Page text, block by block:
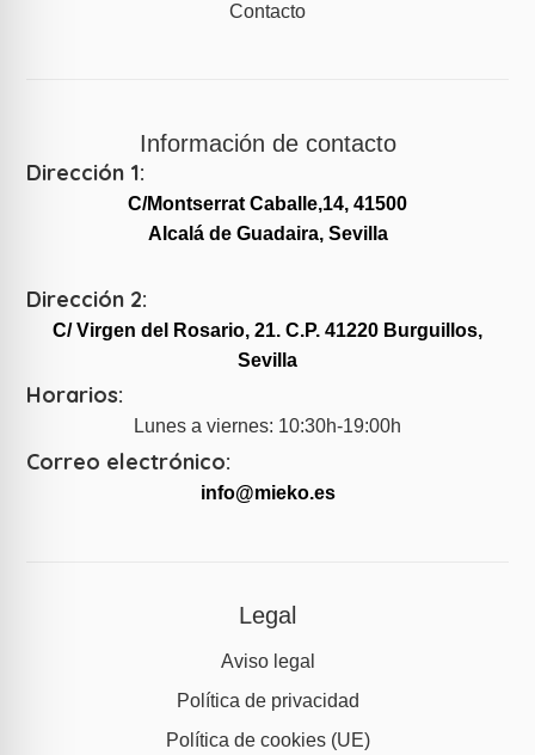
Contacto
Información de contacto
Dirección 1:
C/Montserrat Caballe,14, 41500
Alcalá de Guadaira, Sevilla
Dirección 2:
C/ Virgen del Rosario, 21. C.P. 41220 Burguillos,
Sevilla
Horarios:
Lunes a viernes: 10:30h-19:00h
Correo electrónico:
info@mieko.es
Legal
Aviso legal
Política de privacidad
Política de cookies (UE)